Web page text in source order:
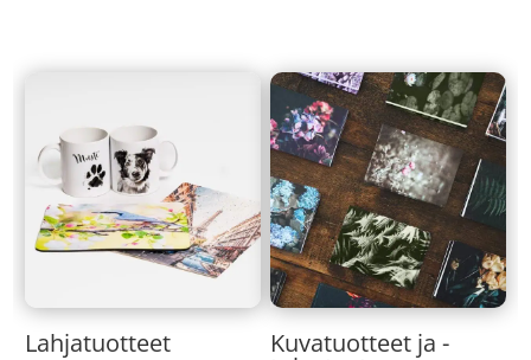
Lahjatuotteet Kuvatuotteet ja -